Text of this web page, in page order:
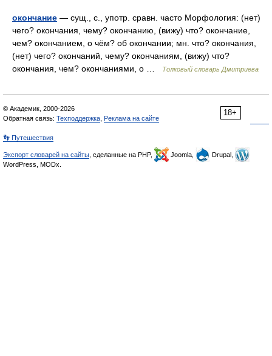
окончание — сущ., с., употр. сравн. часто Морфология: (нет)
чего? окончания, чему? окончанию, (вижу) что? окончание,
чем? окончанием, о чём? об окончании; мн. что? окончания,
(нет) чего? окончаний, чему? окончаниям, (вижу) что?
окончания, чем? окончаниями, о …
Толковый словарь Дмитриева
18+
© Академик, 2000-2026
Обратная связь: Техподдержка Реклама на сайте
👣 Путешествия
Экспорт словарей на сайты , сделанные на PHP, Joomla,
Drupal,
WordPress, MODx.